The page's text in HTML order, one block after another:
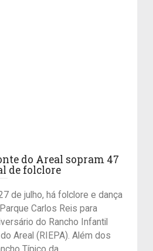
do Areal sopram 47
de folclore
de julho, há folclore e dança
Carlos Reis para
do Rancho Infantil
Areal (RIEPA). Além dos